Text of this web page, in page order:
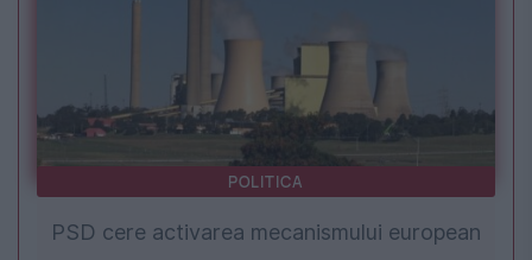
POLITICA
PSD cere activarea mecanismului european